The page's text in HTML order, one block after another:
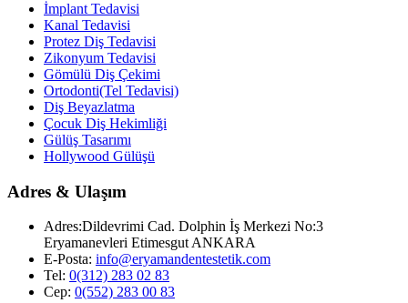
İmplant Tedavisi
Kanal Tedavisi
Protez Diş Tedavisi
Zikonyum Tedavisi
Gömülü Diş Çekimi
Ortodonti(Tel Tedavisi)
Diş Beyazlatma
Çocuk Diş Hekimliği
Gülüş Tasarımı
Hollywood Gülüşü
Adres & Ulaşım
Adres:Dildevrimi Cad. Dolphin İş Merkezi No:3
Eryamanevleri Etimesgut ANKARA
E-Posta: info@eryamandentestetik.com
Tel: 0(312) 283 02 83
Cep: 0(552) 283 00 83